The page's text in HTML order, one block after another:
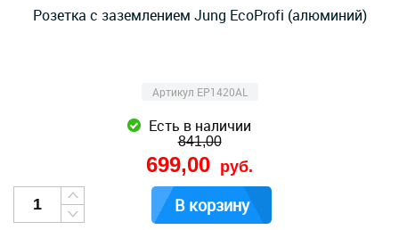
Розетка с заземлением Jung EcoProfi (алюминий)
Артикул EP1420AL
Есть в наличии
841,00
699,00 руб.
В корзину